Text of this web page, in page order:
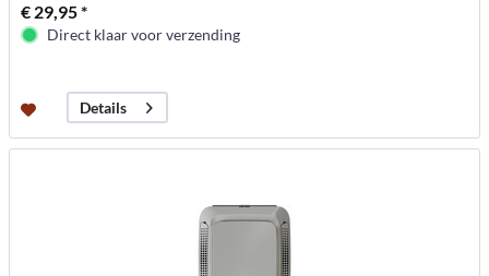
€ 29,95 *
Direct klaar voor verzending
Details